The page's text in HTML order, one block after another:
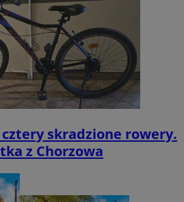
cztery skradzione rowery.
z Chorzowa